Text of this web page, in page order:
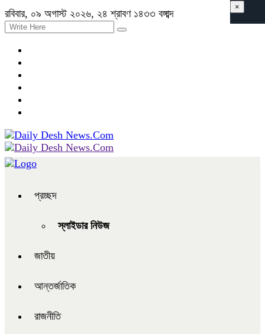
রবিবার, ০৯ অগাস্ট ২০২৬, ২৪ শ্রাবণ ১৪৩৩ বঙ্গাব্দ
প্রচ্ছদ
স্লাইডার নিউজ
জাতীয়
আন্তর্জাতিক
রাজনীতি
×